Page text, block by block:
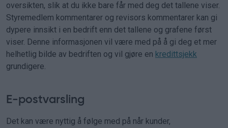
oversikten, slik at du ikke bare får med deg det tallene viser.
Styremedlem kommentarer og revisors kommentarer kan gi
dypere innsikt i en bedrift enn det tallene og grafene først
viser. Denne informasjonen vil være med på å gi deg et mer
helhetlig bilde av bedriften og vil gjøre en kredittsjekk
grundigere.
E-postvarsling
Det kan være nyttig å følge med på når kunder,